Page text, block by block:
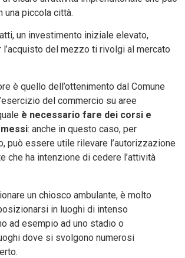
una piccola città.
un investimento iniziale elevato,
del mezzo ti rivolgi al mercato
è quello dell’ottenimento dal Comune
del commercio su aree
è necessario fare dei corsi e
: anche in questo caso, per
può essere utile rilevare l’autorizzazione
che ha intenzione di cedere l’attività
un chiosco ambulante, è molto
in luoghi di intenso
ad esempio ad uno stadio o
dove si svolgono numerosi